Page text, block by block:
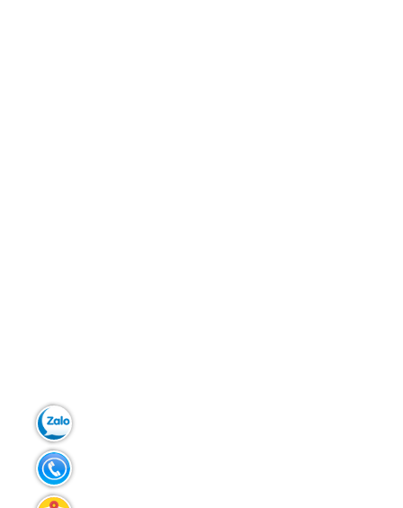
Zalo:
0903.299.181
Tel:
02383.586.433